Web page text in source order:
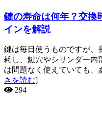
鍵の寿命は何年？交換
インを解説
鍵は毎日使うものですが、
耗し、鍵穴やシリンダー内
は問題なく使えていても
きを読む]
294